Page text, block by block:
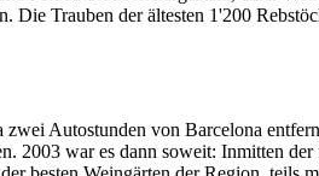
Die Trauben der ältesten 1'200
Autostunden von Barcelona
2003 war es dann soweit: Inmitten